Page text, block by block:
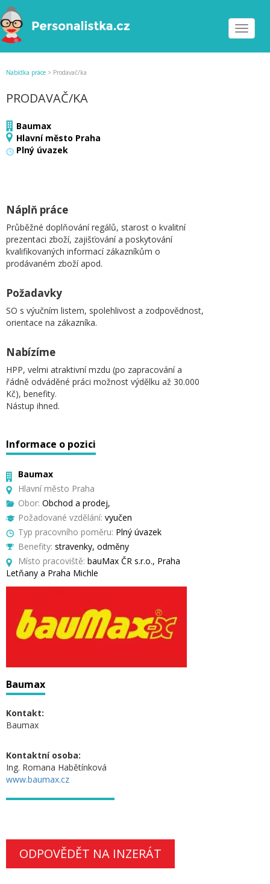
Toggle
Nabídka práce > Prodavač/ka
PRODAVAČ/KA
Baumax
Hlavní město Praha
Plný úvazek
Náplň práce
Průběžné doplňování regálů, starost o kvalitní
prezentaci zboží, zajišťování a poskytování
kvalifikovaných informací zákazníkům o
prodávaném zboží apod.
Požadavky
SO s výučním listem, spolehlivost a zodpovědnost,
orientace na zákazníka.
Nabízíme
HPP, velmi atraktivní mzdu (po zapracování a
řádně odváděné práci možnost výdělku až 30.000
Kč), benefity.
Nástup ihned.
Informace o pozici
Baumax
Hlavní město Praha
Obor: Obchod a prodej,
Požadované vzdělání: vyučen
Typ pracovního poměru: Plný úvazek
Benefity: stravenky, odměny
Místo pracoviště: bauMax ČR s.r.o., Praha
Letňany a Praha Michle
Baumax
Kontakt:
Baumax
Kontaktní osoba:
Ing. Romana Habětínková
www.baumax.cz
ODPOVĚDĚT NA INZERÁT